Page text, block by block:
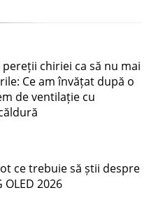
chiriei ca să nu mai
Ce am învățat după o
de ventilație cu
ce trebuie să știi despre
2026